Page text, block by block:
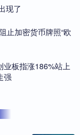
现了
止加密货币牌照“欧
业板指涨186%站上
强